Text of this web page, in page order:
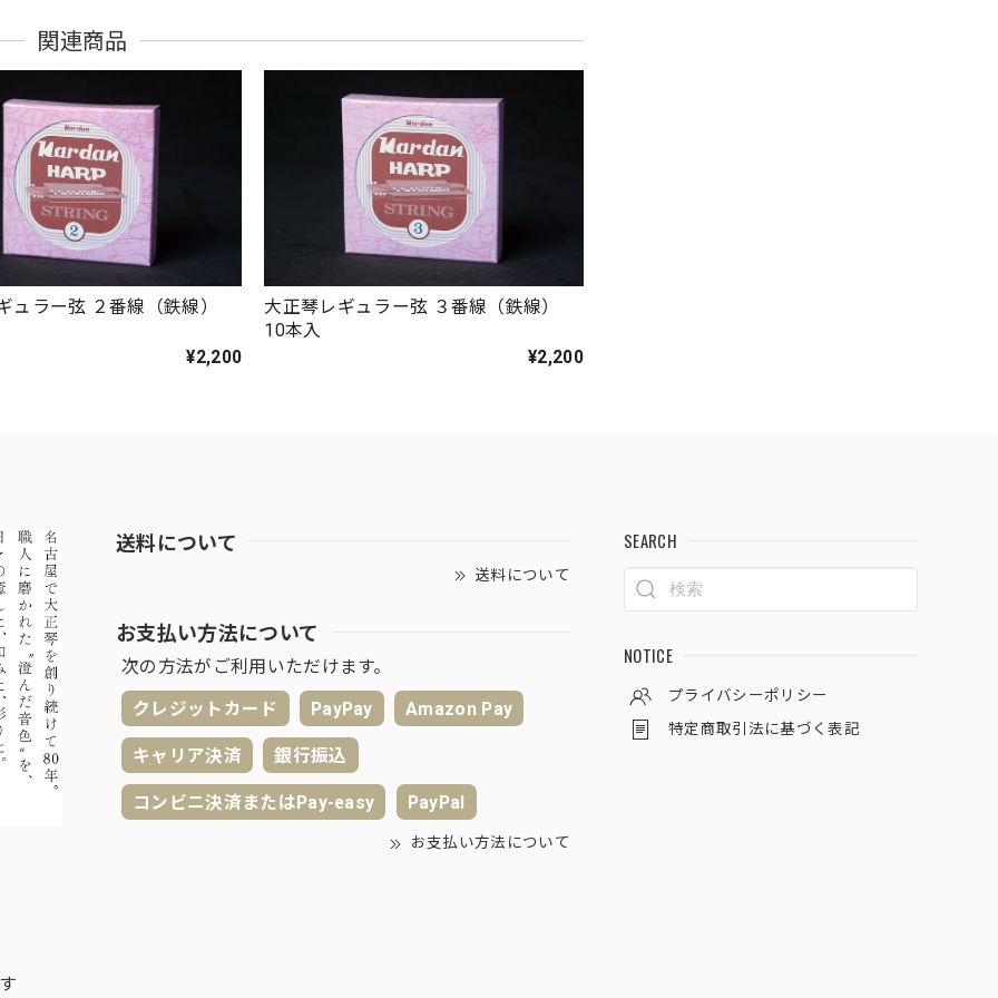
関連商品
ュラー弦 ２番線（鉄線）
¥2,200
大正琴レギュラー弦 ３番線（鉄線）
10本入
¥2,200
送料について
送料について
お支払い方法について
次の方法がご利用いただけます。
クレジットカード
PayPay Amazon Pay
キャリア決済 銀行振込
コンビニ決済またはPay-easy PayPal
お支払い方法について
SEARCH
NOTICE
プライバシーポリシー
特定商取引法に基づく表記